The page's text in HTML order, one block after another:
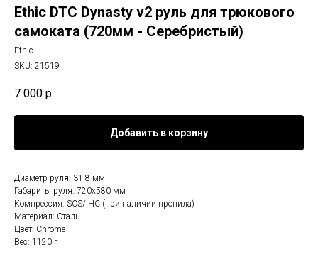
Ethic DTC Dynasty v2 руль для трюкового
самоката (720мм - Серебристый)
Ethic
SKU: 21519
7 000 р.
Добавить в корзину
Диаметр руля: 31,8 мм
Габариты руля: 720х580 мм
Компрессия: SCS/IHC (при наличии пропила)
Материал: Сталь
Цвет: Chrome
Вес: 1120 г